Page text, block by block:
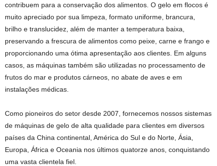
contribuem para a conservação dos alimentos. O gelo em flocos é
muito apreciado por sua limpeza, formato uniforme, brancura,
brilho e translucidez, além de manter a temperatura baixa,
preservando a frescura de alimentos como peixe, carne e frango e
proporcionando uma ótima apresentação aos clientes. Em alguns
casos, as máquinas também são utilizadas no processamento de
frutos do mar e produtos cárneos, no abate de aves e em
instalações médicas.
Como pioneiros do setor desde 2007, fornecemos nossos sistemas
de máquinas de gelo de alta qualidade para clientes em diversos
países da China continental, América do Sul e do Norte, Ásia,
Europa, África e Oceania nos últimos quatorze anos, conquistando
uma vasta clientela fiel.